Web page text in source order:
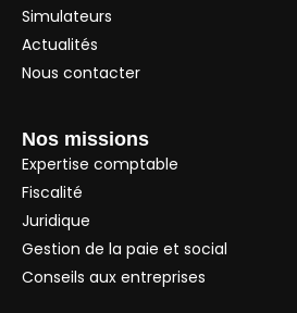
Simulateurs
Actualités
Nous contacter
Nos missions
Expertise comptable
Fiscalité
Juridique
Gestion de la paie et social
Conseils aux entreprises